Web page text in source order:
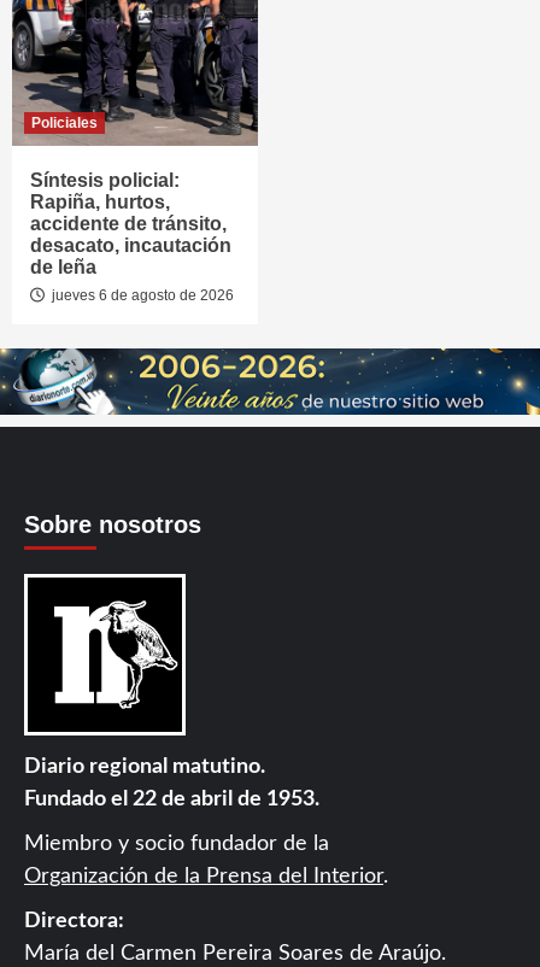
Policiales
Síntesis policial:
Rapiña, hurtos,
accidente de tránsito,
desacato, incautación
de leña
jueves 6 de agosto de 2026
Sobre nosotros
Diario regional matutino.
Fundado el 22 de abril de 1953.
Miembro y socio fundador de la
Organización de la Prensa del Interior.
Directora:
María del Carmen Pereira Soares de Araújo.